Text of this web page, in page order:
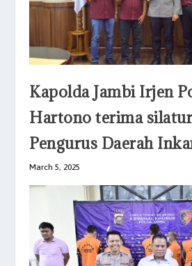
Kapolda Jambi Irjen
Hartono terima
Pengurus Daerah
March 5, 2025